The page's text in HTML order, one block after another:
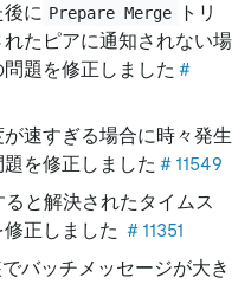
に Prepare Merge
トリ
たピアに通知されない場
題を修正しました ＃
速すぎる場合に時々発生
を修正しました ＃11549
と解決されたタイムス
正しました ＃11351
バッチメッセージが大き